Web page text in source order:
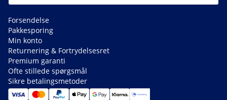
Forsendelse
Pakkesporing
Min konto
Returnering & Fortrydelsesret
Premium garanti
Ofte stillede spørgsmål
Sikre betalingsmetoder